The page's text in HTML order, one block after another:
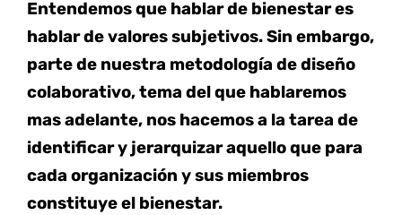
Entendemos que hablar de bienestar es
hablar de valores subjetivos. Sin embargo,
parte de nuestra metodología de diseño
colaborativo, tema del que hablaremos
mas adelante, nos hacemos a la tarea de
identificar y jerarquizar aquello que para
cada organización y sus miembros
constituye el bienestar.